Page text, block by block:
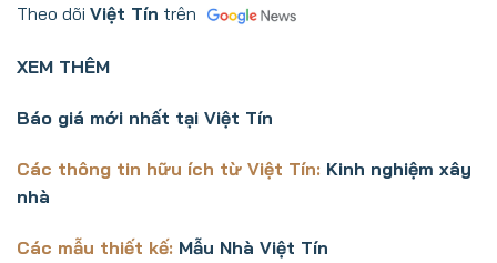
Theo dõi Việt Tín trên
XEM THÊM
Báo giá mới nhất tại Việt Tín
Các thông tin hữu ích từ Việt Tín: Kinh nghiệm xây
nhà
Các mẫu thiết kế: Mẫu Nhà Việt Tín